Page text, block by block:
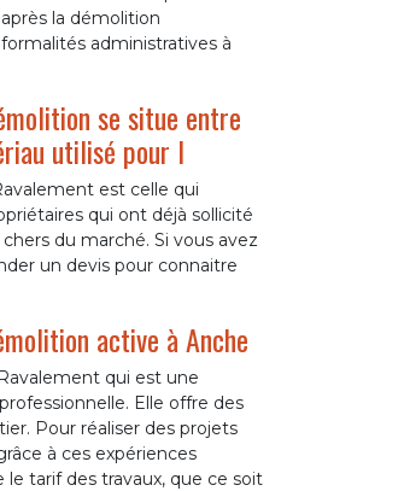
la démolition
administratives à
se situe entre
utilisé pour l
est celle qui
qui ont déjà sollicité
du marché. Si vous avez
un devis pour connaitre
active à Anche
qui est une
Elle offre des
Pour réaliser des projets
à ces expériences
le tarif des travaux, que ce soit